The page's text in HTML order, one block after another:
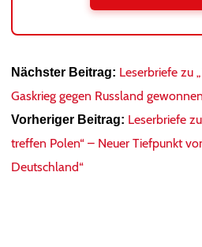
Nächster Beitrag: Leserbriefe zu
Gaskrieg gegen Russland
Vorheriger Beitrag: Leserbriefe
treffen Polen“ – Neuer Tiefpunkt
Deutschland“